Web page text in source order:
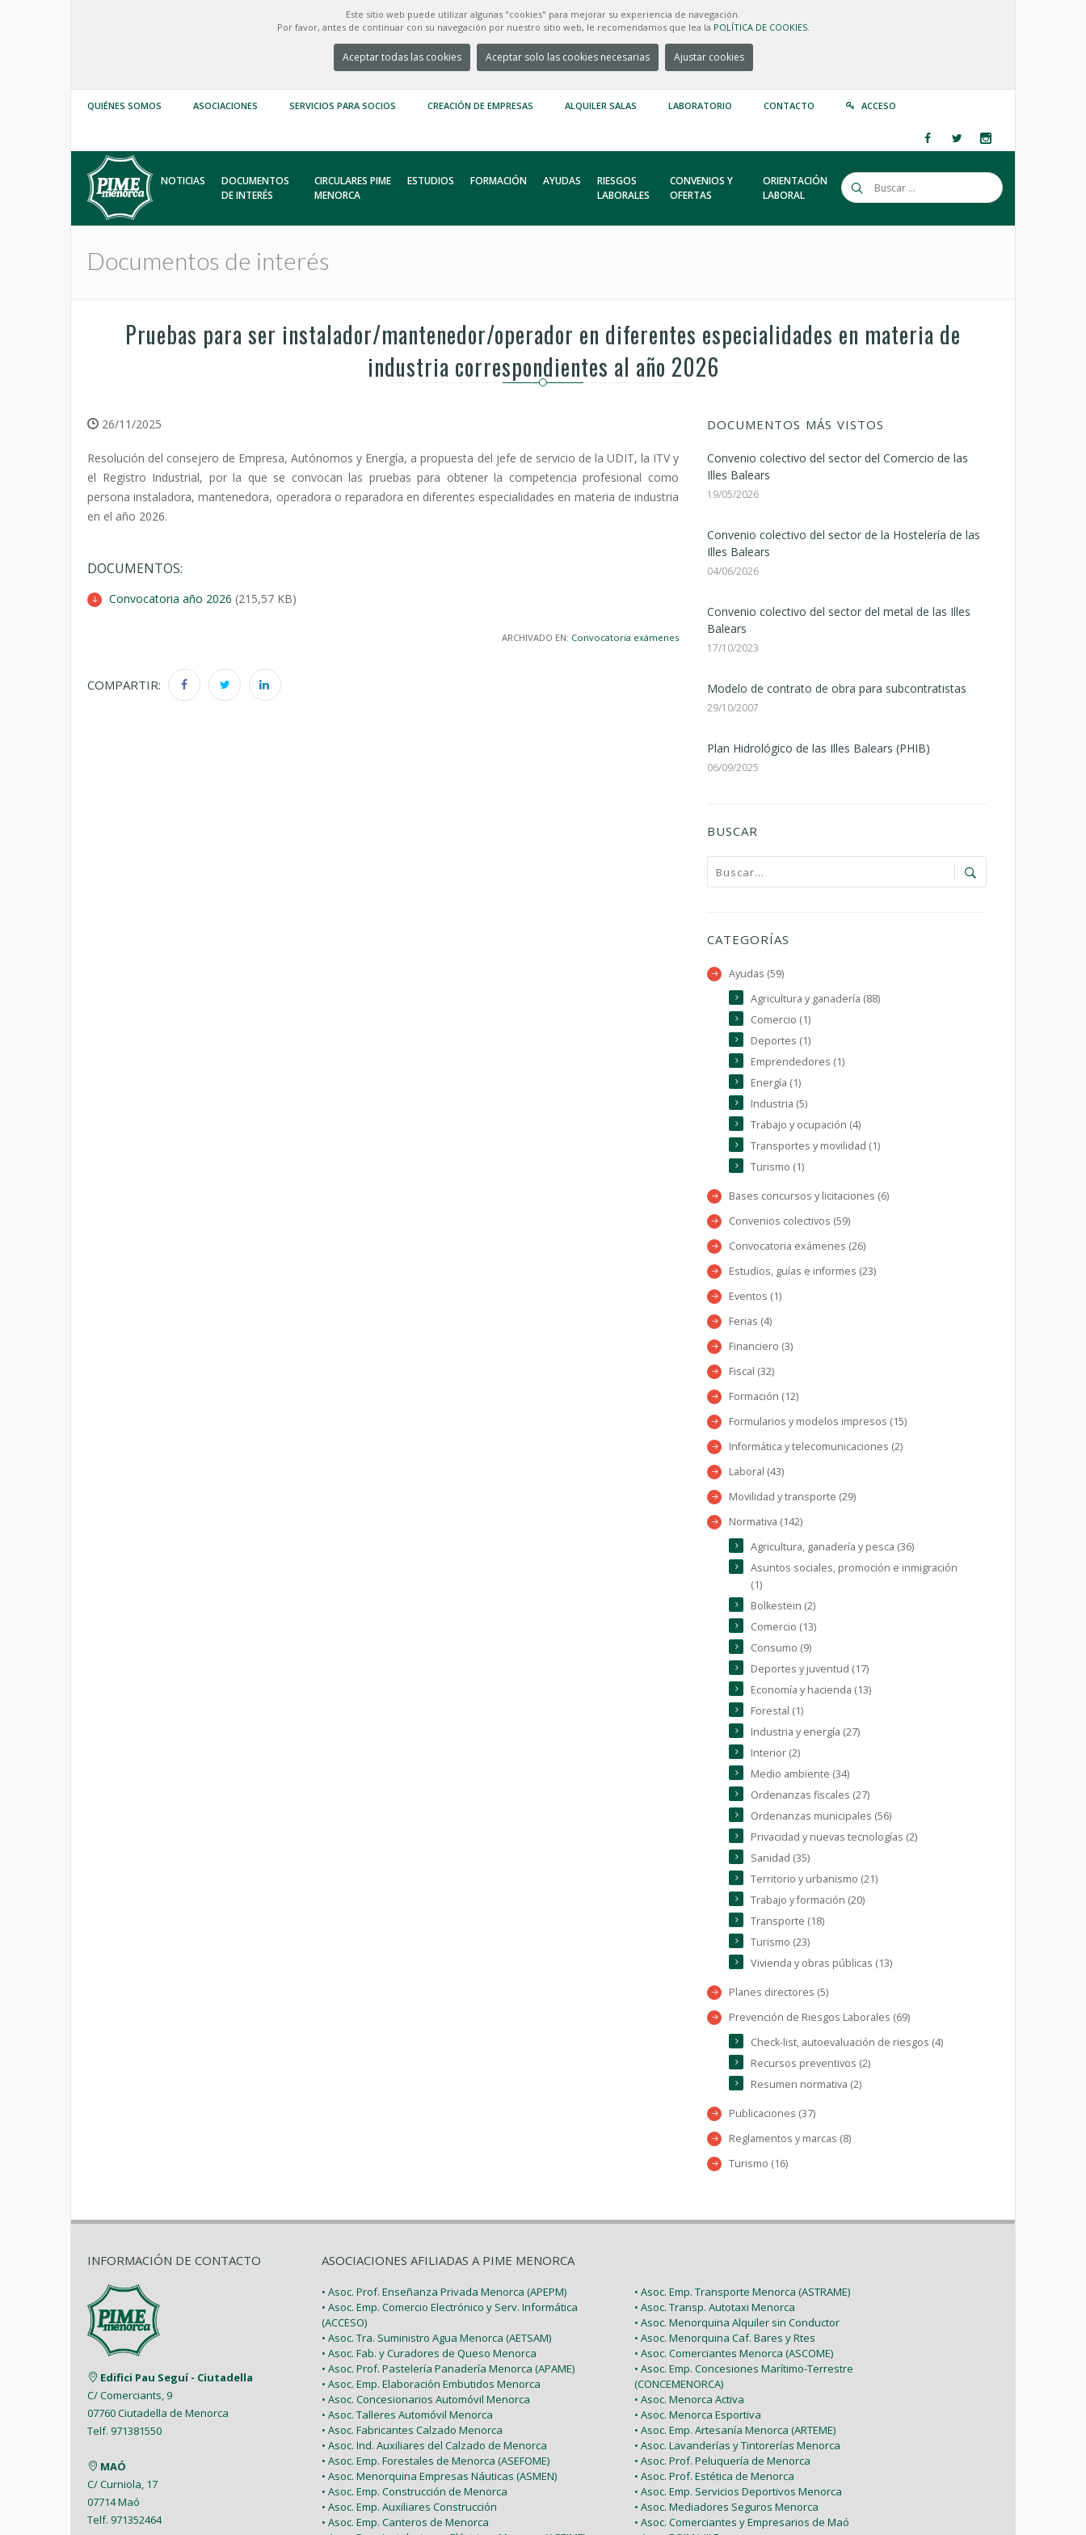
Este sitio web puede utilizar algunas "cookies" para mejorar su experiencia de navegación.
Por favor, antes de continuar con su navegación por nuestro sitio web, le recomendamos que lea la POLÍTICA DE COOKIES.
Aceptar todas las cookies Aceptar solo las cookies necesarias Ajustar cookies
QUIÉNES SOMOS ASOCIACIONES SERVICIOS PARA SOCIOS CREACIÓN DE EMPRESAS ALQUILER SALAS LABORATORIO CONTACTO ACCESO
NOTICIAS
DOCUMENTOS
DE INTERÉS
CIRCULARES PIME
MENORCA
ESTUDIOS FORMACIÓN AYUDAS
RIESGOS
LABORALES
CONVENIOS Y
OFERTAS
ORIENTACIÓN
LABORAL
Documentos de interés
Pruebas para ser instalador/mantenedor/operador en diferentes especialidades en materia de
industria correspondientes al año 2026
26/11/2025
Resolución del consejero de Empresa, Autónomos y Energía, a propuesta del jefe de servicio de la UDIT, la ITV y
el Registro Industrial, por la que se convocan las pruebas para obtener la competencia profesional como
persona instaladora, mantenedora, operadora o reparadora en diferentes especialidades en materia de industria
en el año 2026.
DOCUMENTOS:
Convocatoria año 2026 (215,57 KB)
ARCHIVADO EN: Convocatoria exámenes
COMPARTIR:
DOCUMENTOS MÁS VISTOS
Convenio colectivo del sector del Comercio de las
Illes Balears
19/05/2026
Convenio colectivo del sector de la Hostelería de las
Illes Balears
04/06/2026
Convenio colectivo del sector del metal de las Illes
Balears
17/10/2023
Modelo de contrato de obra para subcontratistas
29/10/2007
Plan Hidrológico de las Illes Balears (PHIB)
06/09/2025
BUSCAR
CATEGORÍAS
Ayudas (59)
Agricultura y ganadería (88)
Comercio (1)
Deportes (1)
Emprendedores (1)
Energía (1)
Industria (5)
Trabajo y ocupación (4)
Transportes y movilidad (1)
Turismo (1)
Bases concursos y licitaciones (6)
Convenios colectivos (59)
Convocatoria exámenes (26)
Estudios, guías e informes (23)
Eventos (1)
Ferias (4)
Financiero (3)
Fiscal (32)
Formación (12)
Formularios y modelos impresos (15)
Informática y telecomunicaciones (2)
Laboral (43)
Movilidad y transporte (29)
Normativa (142)
Agricultura, ganadería y pesca (36)
Asuntos sociales, promoción e inmigración
(1)
Bolkestein (2)
Comercio (13)
Consumo (9)
Deportes y juventud (17)
Economía y hacienda (13)
Forestal (1)
Industria y energía (27)
Interior (2)
Medio ambiente (34)
Ordenanzas fiscales (27)
Ordenanzas municipales (56)
Privacidad y nuevas tecnologías (2)
Sanidad (35)
Territorio y urbanismo (21)
Trabajo y formación (20)
Transporte (18)
Turismo (23)
Vivienda y obras públicas (13)
Planes directores (5)
Prevención de Riesgos Laborales (69)
Check-list, autoevaluación de riesgos (4)
Recursos preventivos (2)
Resumen normativa (2)
Publicaciones (37)
Reglamentos y marcas (8)
Turismo (16)
INFORMACIÓN DE CONTACTO
Edifici Pau Seguí - Ciutadella
C/ Comerciants, 9
07760 Ciutadella de Menorca
Telf. 971381550
MAÓ
C/ Curniola, 17
07714 Maó
Telf. 971352464
ASOCIACIONES AFILIADAS A PIME MENORCA
• Asoc. Prof. Enseñanza Privada Menorca (APEPM)
• Asoc. Emp. Comercio Electrónico y Serv. Informática
(ACCESO)
• Asoc. Tra. Suministro Agua Menorca (AETSAM)
• Asoc. Fab. y Curadores de Queso Menorca
• Asoc. Prof. Pastelería Panadería Menorca (APAME)
• Asoc. Emp. Elaboración Embutidos Menorca
• Asoc. Concesionarios Automóvil Menorca
• Asoc. Talleres Automóvil Menorca
• Asoc. Fabricantes Calzado Menorca
• Asoc. Ind. Auxiliares del Calzado de Menorca
• Asoc. Emp. Forestales de Menorca (ASEFOME)
• Asoc. Menorquina Empresas Náuticas (ASMEN)
• Asoc. Emp. Construcción de Menorca
• Asoc. Emp. Auxiliares Construcción
• Asoc. Emp. Canteros de Menorca
• Asoc. Emp. Transporte Menorca (ASTRAME)
• Asoc. Transp. Autotaxi Menorca
• Asoc. Menorquina Alquiler sin Conductor
• Asoc. Menorquina Caf. Bares y Rtes
• Asoc. Comerciantes Menorca (ASCOME)
• Asoc. Emp. Concesiones Marítimo-Terrestre
(CONCEMENORCA)
• Asoc. Menorca Activa
• Asoc. Menorca Esportiva
• Asoc. Emp. Artesanía Menorca (ARTEME)
• Asoc. Lavanderías y Tintorerías Menorca
• Asoc. Prof. Peluquería de Menorca
• Asoc. Prof. Estética de Menorca
• Asoc. Emp. Servicios Deportivos Menorca
• Asoc. Mediadores Seguros Menorca
• Asoc. Comerciantes y Empresarios de Maó